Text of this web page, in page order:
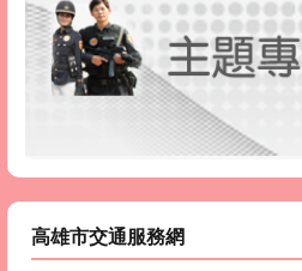
高雄市交通服務網